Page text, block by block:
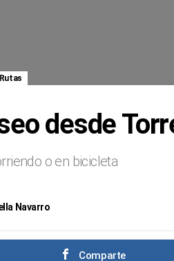
Rutas
desde
o en bicicleta
Navarro
Comparte